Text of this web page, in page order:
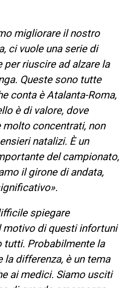
migliorare il nostro
ci vuole una serie di
riuscire ad alzare la
Queste sono tutte
conta è Atalanta-Roma,
è di valore, dove
concentrati, non
natalizi. È un
del campionato,
il girone di andata,
spiegare
di questi infortuni
tutti. Probabilmente la
la differenza, è un tema
ai medici. Siamo usciti